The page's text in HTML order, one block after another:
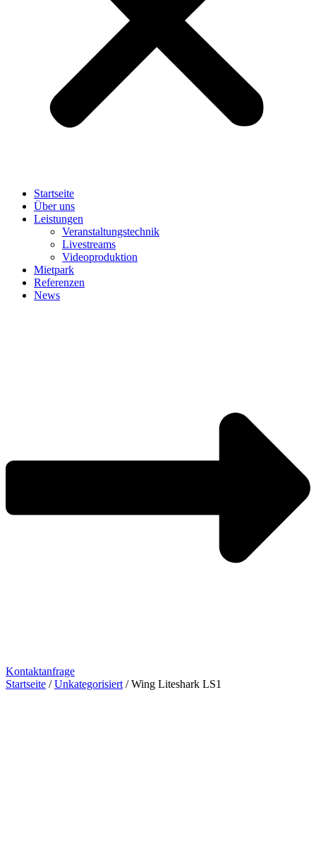
Startseite
Über uns
Leistungen
Veranstaltungstechnik
Livestreams
Videoproduktion
Mietpark
Referenzen
News
Kontaktanfrage
Startseite /Unkategorisiert / Wing Liteshark LS1